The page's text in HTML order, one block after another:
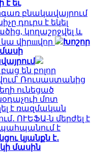
է եւ
բնակավայրում
դուրս է եկել
կողաշրջվել և
վիրшվոր
Խոշոր
են բոլոր
Ռուսաստանից
ունեցած
մոտ
է ռազմական
ՈՒԵՖԱ-ն մերժել է
պահպանում է
կյանքն է․
մասին